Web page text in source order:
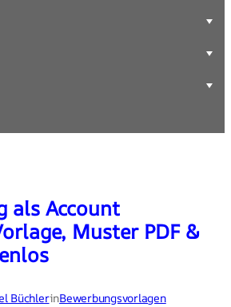
als Account
Muster PDF &
BüchlerinBewerbungsvorlagen